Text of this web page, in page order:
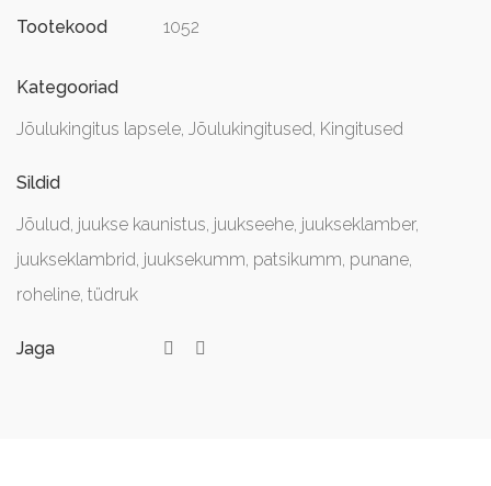
Tootekood 1052
Kategooriad
Jõulukingitus lapsele, Jõulukingitused, Kingitused
Sildid
Jõulud, juukse kaunistus, juukseehe, juukseklamber,
juukseklambrid, juuksekumm, patsikumm, punane,
roheline, tüdruk
Jaga